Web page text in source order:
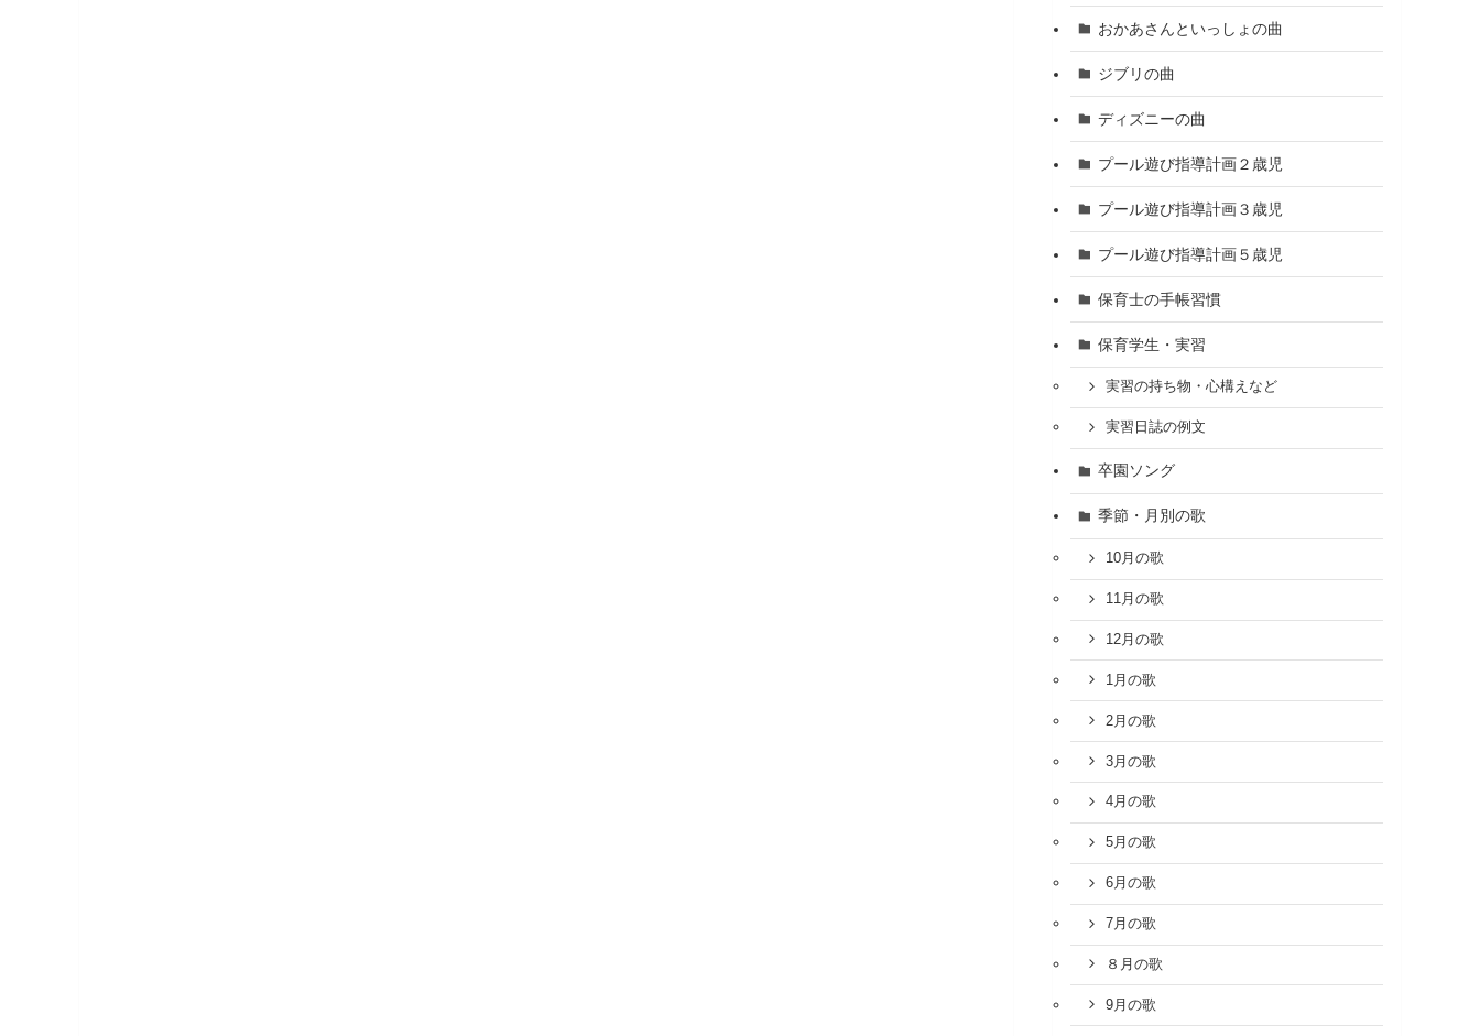
おかあさんといっしょの曲
ジブリの曲
ディズニーの曲
プール遊び指導計画２歳児
プール遊び指導計画３歳児
プール遊び指導計画５歳児
保育士の手帳習慣
保育学生・実習
実習の持ち物・心構えなど
実習日誌の例文
卒園ソング
季節・月別の歌
10月の歌
11月の歌
12月の歌
1月の歌
2月の歌
3月の歌
4月の歌
5月の歌
6月の歌
7月の歌
８月の歌
9月の歌